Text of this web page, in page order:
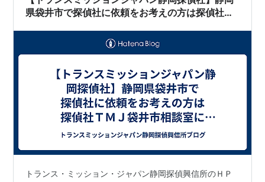
県袋井市で探偵社に依頼をお考えの方は探偵社Ｔ
トランス・ミッション・ジャパン静岡探偵興信所のＨＰ